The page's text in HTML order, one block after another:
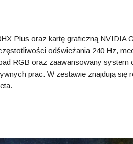
Plus oraz kartę graficzną NVIDIA
odświeżania 240 Hz,
RGB oraz zaawansowany system
prac. W zestawie znajdują się